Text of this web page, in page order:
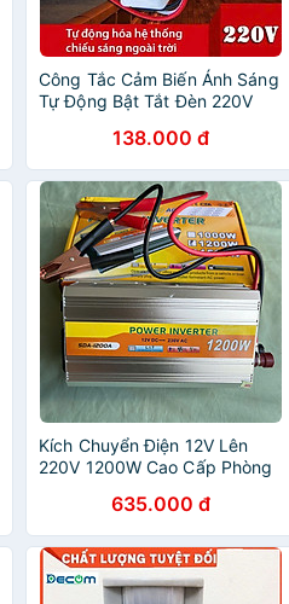
Công Tắc Cảm Biến Ánh Sáng
Tự Động Bật Tắt Đèn 220V
138.000 đ
Kích Chuyển Điện 12V Lên
220V 1200W Cao Cấp Phòng
Quả ĐÈN PHA LED
635.000 đ